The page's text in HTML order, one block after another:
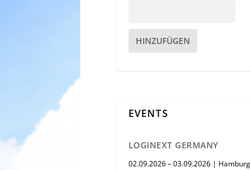
HINZUFÜGEN
EVENTS
LOGINEXT GERMANY
02.09.2026 – 03.09.2026 | Hamburg